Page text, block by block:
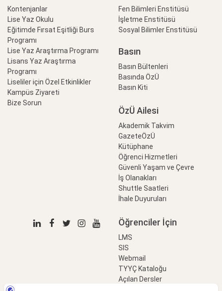
Kontenjanlar
Lise Yaz Okulu
Eğitimde Fırsat Eşitliği Burs
Programı
Lise Yaz Araştırma Programı
Lisans Yaz Araştırma
Programı
Liseliler için Özel Etkinlikler
Kampüs Ziyareti
Bize Sorun
Fen Bilimleri Enstitüsü
İşletme Enstitüsü
Sosyal Bilimler Enstitüsü
Basın
Basın Bültenleri
Basında ÖzÜ
Basın Kiti
ÖzÜ Ailesi
Akademik Takvim
GazeteÖzÜ
Kütüphane
Öğrenci Hizmetleri
Güvenli Yaşam ve Çevre
İş Olanakları
Shuttle Saatleri
İhale Duyuruları
Öğrenciler İçin
LMS
SIS
Webmail
TYYÇ Kataloğu
Açılan Dersler